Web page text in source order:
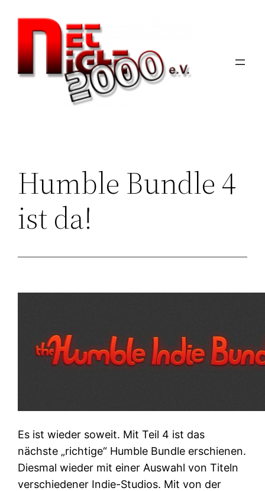
Inhalt
springen
Humble Bundle 4
ist da!
Es ist wieder soweit. Mit Teil 4 ist das
nächste „richtige“ Humble Bundle erschienen.
Diesmal wieder mit einer Auswahl von Titeln
verschiedener Indie-Studios. Mit von der